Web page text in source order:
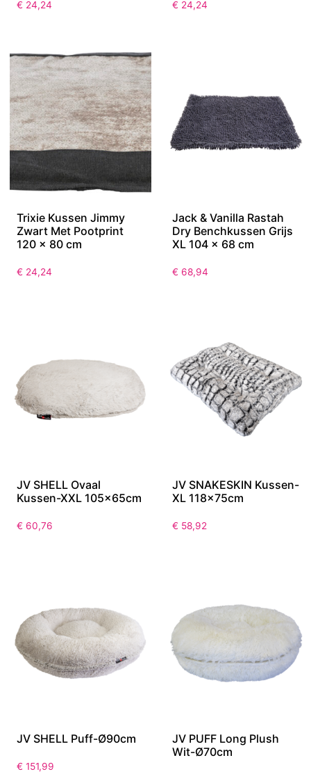
€ 24,24 € 24,24
Trixie Kussen Jimmy
Zwart Met Pootprint
120 x 80 cm
€ 24,24
Jack & Vanilla Rastah
Dry Benchkussen Grijs
XL 104 x 68 cm
€ 68,94
JV SHELL Ovaal
Kussen-XXL 105x65cm
€ 60,76
JV SNAKESKIN Kussen-
XL 118x75cm
€ 58,92
JV SHELL Puff-Ø90cm
€ 151,99
JV PUFF Long Plush
Wit-Ø70cm